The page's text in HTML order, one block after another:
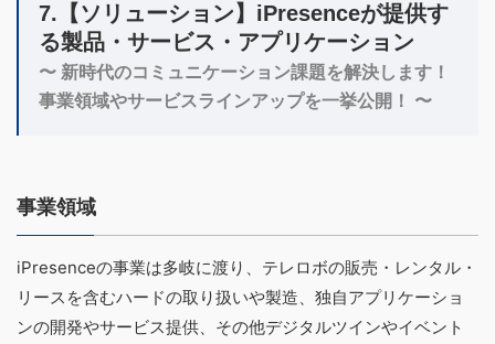
7.【ソリューション】iPresenceが提供す
る製品・サービス・アプリケーション
〜 新時代のコミュニケーション課題を解決します！
事業領域やサービスラインアップを一挙公開！ 〜
事業領域
iPresenceの事業は多岐に渡り、テレロボの販売・レンタル・
リースを含むハードの取り扱いや製造、独自アプリケーショ
ンの開発やサービス提供、その他デジタルツインやイベント